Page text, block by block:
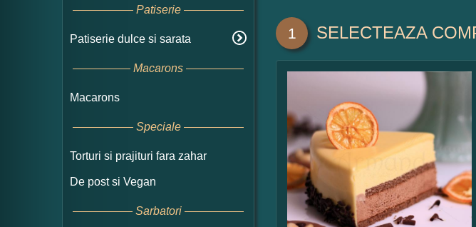
Patiserie
Patiserie dulce si sarata
Macarons
Macarons
Speciale
Torturi si prajituri fara zahar
De post si Vegan
Sarbatori
1 SELECTEAZA